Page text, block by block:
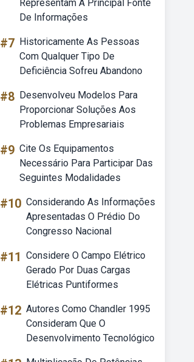
Representam A Principal Fonte
De Informações
#7 Historicamente As Pessoas
Com Qualquer Tipo De
Deficiência Sofreu Abandono
#8 Desenvolveu Modelos Para
Proporcionar Soluções Aos
Problemas Empresariais
#9 Cite Os Equipamentos
Necessário Para Participar Das
Seguintes Modalidades
#10 Considerando As Informações
Apresentadas O Prédio Do
Congresso Nacional
#11 Considere O Campo Elétrico
Gerado Por Duas Cargas
Elétricas Puntiformes
#12 Autores Como Chandler 1995
Consideram Que O
Desenvolvimento Tecnológico